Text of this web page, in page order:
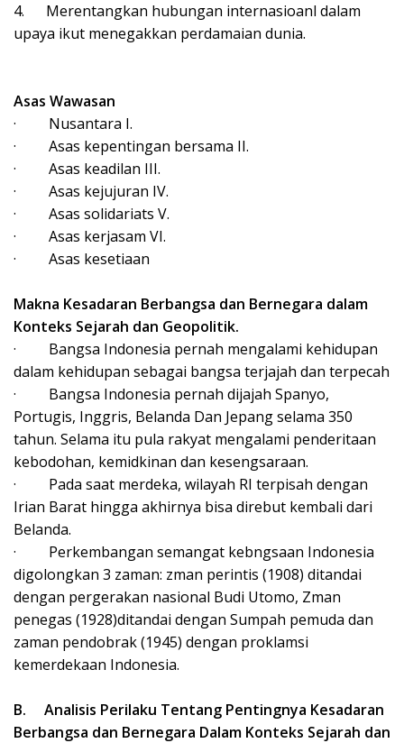
4.
Merentangkan hubungan internasioanl dalam
upaya ikut menegakkan perdamaian dunia.
Asas Wawasan
·
Nusantara I.
·
Asas kepentingan bersama II.
·
Asas keadilan III.
·
Asas kejujuran IV.
·
Asas solidariats V.
·
Asas kerjasam VI.
·
Asas kesetiaan
Makna Kesadaran Berbangsa dan Bernegara dalam
Konteks Sejarah dan Geopolitik.
·
Bangsa Indonesia pernah mengalami kehidupan
dalam kehidupan sebagai bangsa terjajah dan terpecah
·
Bangsa Indonesia pernah dijajah Spanyo,
Portugis, Inggris, Belanda Dan Jepang selama 350
tahun. Selama itu pula rakyat mengalami penderitaan
kebodohan, kemidkinan dan kesengsaraan.
·
Pada saat merdeka, wilayah RI terpisah dengan
Irian Barat hingga akhirnya bisa direbut kembali dari
Belanda.
·
Perkembangan semangat kebngsaan Indonesia
digolongkan 3 zaman: zman perintis (1908) ditandai
dengan pergerakan nasional Budi Utomo, Zman
penegas (1928)ditandai dengan Sumpah pemuda dan
zaman pendobrak (1945) dengan proklamsi
kemerdekaan Indonesia.
B.
Analisis Perilaku Tentang Pentingnya Kesadaran
Berbangsa dan Bernegara Dalam Konteks Sejarah dan